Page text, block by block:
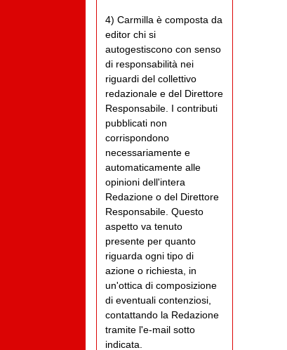
4) Carmilla è composta da
editor chi si
autogestiscono con senso
di responsabilità nei
riguardi del collettivo
redazionale e del Direttore
Responsabile. I contributi
pubblicati non
corrispondono
necessariamente e
automaticamente alle
opinioni dell'intera
Redazione o del Direttore
Responsabile. Questo
aspetto va tenuto
presente per quanto
riguarda ogni tipo di
azione o richiesta, in
un'ottica di composizione
di eventuali contenziosi,
contattando la Redazione
tramite l'e-mail sotto
indicata.